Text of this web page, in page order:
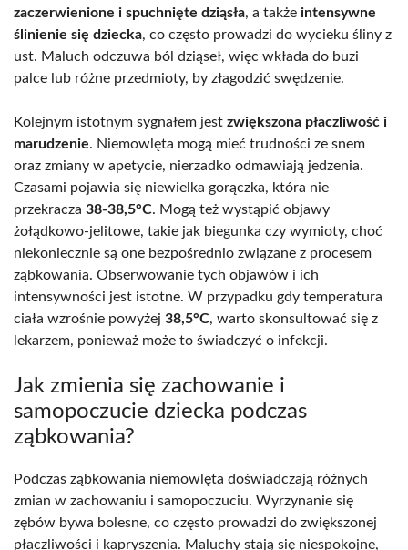
zaczerwienione i spuchnięte dziąsła, a także intensywne
ślinienie się dziecka, co często prowadzi do wycieku śliny z
ust. Maluch odczuwa ból dziąseł, więc wkłada do buzi
palce lub różne przedmioty, by złagodzić swędzenie.
Kolejnym istotnym sygnałem jest zwiększona płaczliwość i
marudzenie. Niemowlęta mogą mieć trudności ze snem
oraz zmiany w apetycie, nierzadko odmawiają jedzenia.
Czasami pojawia się niewielka gorączka, która nie
przekracza 38-38,5°C. Mogą też wystąpić objawy
żołądkowo-jelitowe, takie jak biegunka czy wymioty, choć
niekoniecznie są one bezpośrednio związane z procesem
ząbkowania. Obserwowanie tych objawów i ich
intensywności jest istotne. W przypadku gdy temperatura
ciała wzrośnie powyżej 38,5°C, warto skonsultować się z
lekarzem, ponieważ może to świadczyć o infekcji.
Jak zmienia się zachowanie i
samopoczucie dziecka podczas
ząbkowania?
Podczas ząbkowania niemowlęta doświadczają różnych
zmian w zachowaniu i samopoczuciu. Wyrzynanie się
zębów bywa bolesne, co często prowadzi do zwiększonej
płaczliwości i kapryszenia. Maluchy stają się niespokojne,